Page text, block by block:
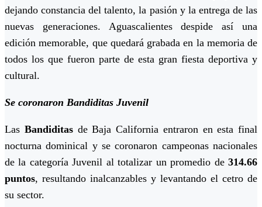
dejando constancia del talento, la pasión y la entrega de las
nuevas generaciones. Aguascalientes despide así una
edición memorable, que quedará grabada en la memoria de
todos los que fueron parte de esta gran fiesta deportiva y
cultural.
Se coronaron Bandiditas Juvenil
Las Bandiditasde Baja California entraron en esta final
nocturna dominical y se coronaron campeonas nacionales
de la categoría Juvenil al totalizar un promedio de 314.66
puntos, resultando inalcanzables y levantando el cetro de
su sector.